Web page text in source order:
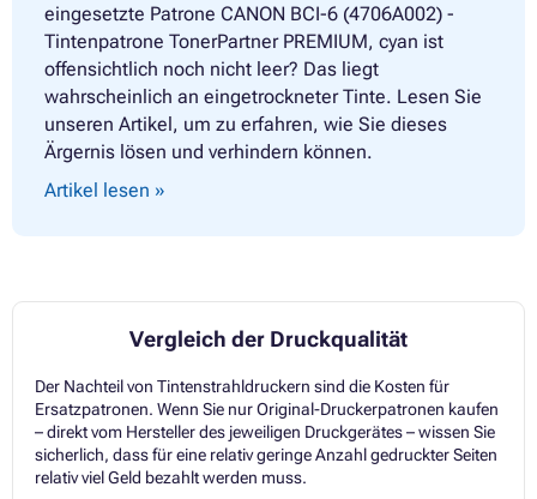
eingesetzte Patrone CANON BCI-6 (4706A002) -
Tintenpatrone TonerPartner PREMIUM, cyan ist
offensichtlich noch nicht leer? Das liegt
wahrscheinlich an eingetrockneter Tinte. Lesen Sie
unseren Artikel, um zu erfahren, wie Sie dieses
Ärgernis lösen und verhindern können.
Artikel lesen »
Vergleich der Druckqualität
Der Nachteil von Tintenstrahldruckern sind die Kosten für
Ersatzpatronen. Wenn Sie nur Original-Druckerpatronen kaufen
– direkt vom Hersteller des jeweiligen Druckgerätes – wissen Sie
sicherlich, dass für eine relativ geringe Anzahl gedruckter Seiten
relativ viel Geld bezahlt werden muss.